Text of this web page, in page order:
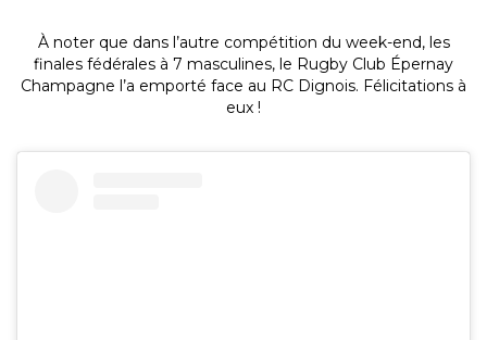
À noter que dans l’autre compétition du week-end, les
finales fédérales à 7 masculines, le Rugby Club Épernay
Champagne l’a emporté face au RC Dignois. Félicitations à
eux !